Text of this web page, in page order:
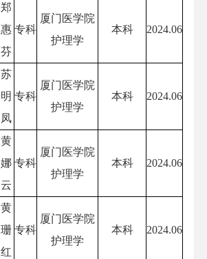
郑
惠
芬
专科
厦门医学院
护理学
本科 2024.06
苏
明
凤
专科
厦门医学院
护理学
本科 2024.06
黄
娜
云
专科
厦门医学院
护理学
本科 2024.06
黄
珊
红
专科
厦门医学院
护理学
本科 2024.06